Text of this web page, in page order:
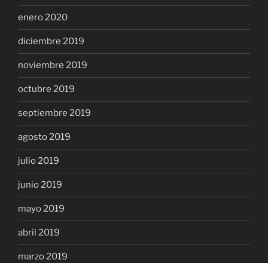
enero 2020
diciembre 2019
noviembre 2019
octubre 2019
septiembre 2019
agosto 2019
julio 2019
junio 2019
mayo 2019
abril 2019
marzo 2019